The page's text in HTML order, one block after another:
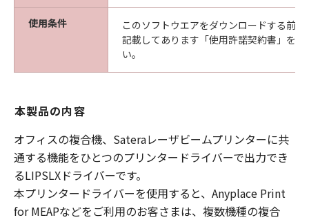
使用条件
このソフトウエアをダウンロードする前
記載してあります「使用許諾契約書」を
い。
本製品の内容
オフィスの複合機、Sateraレーザビームプリンターに共
通する機能をひとつのプリンタードライバーで出力でき
るLIPSLXドライバーです。
本プリンタードライバーを使用すると、Anyplace Print
for MEAPなどをご利用のお客さまは、複数機種の複合